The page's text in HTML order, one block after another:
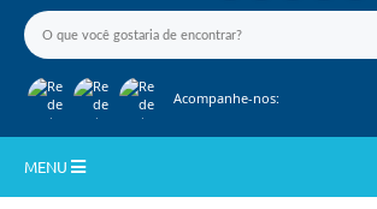
Acompanhe-nos:
MENU